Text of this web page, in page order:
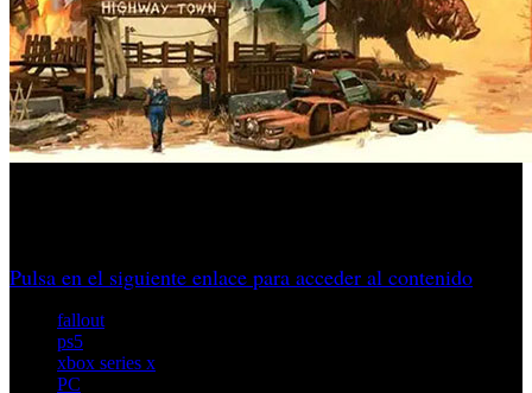
Pulsa en el siguiente enlace para acceder al contenido
fallout
ps5
xbox series x
PC